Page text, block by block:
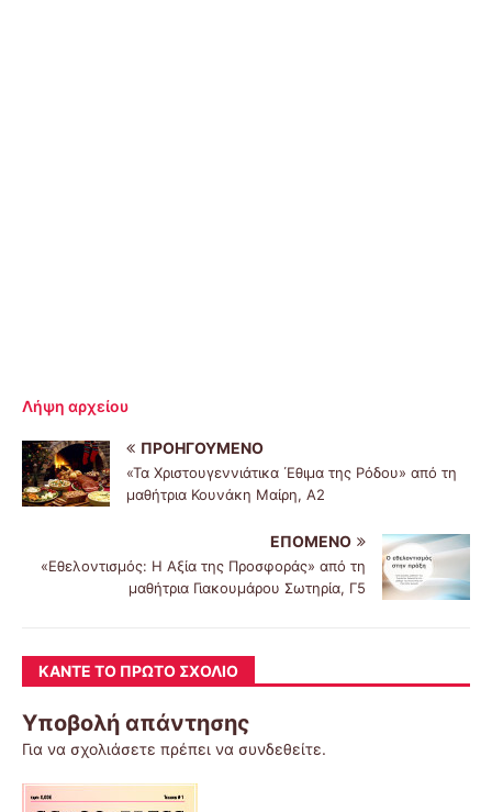
Λήψη αρχείου
ΠΡΟΗΓΟΎΜΕΝΟ
«Τα Χριστουγεννιάτικα ΄Εθιμα της Ρόδου» από τη
μαθήτρια Κουνάκη Μαίρη, Α2
ΕΠΌΜΕΝΟ
«Εθελοντισμός: Η Αξία της Προσφοράς» από τη
μαθήτρια Γιακουμάρου Σωτηρία, Γ5
ΚΆΝΤΕ ΤΟ ΠΡΏΤΟ ΣΧΌΛΙΟ
Υποβολή απάντησης
Για να σχολιάσετε πρέπει να συνδεθείτε.